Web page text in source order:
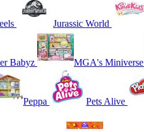
Jurassic World
Babyz MGA's Miniverse
Peppa Pets Alive